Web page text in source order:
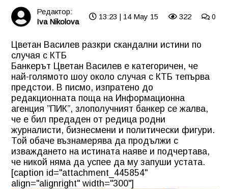
Редактор:
Iva Nikolova
13:23 | 14 May 15 322 0
Цветан Василев разкри скандални истини по
случая с КТБ
Банкерът Цветан Василев е категоричен, че
най-голямото шоу около случая с КТБ тепърва
предстои. В писмо, изпратено до
редакционната поща на Информационна
агенция ”ПИК”, злополучният банкер се жалва,
че е бил предаден от редица родни
журналисти, бизнесмени и политически фигури.
Той обаче възнамерява да продължи с
изваждането на истината наяве и подчертава,
че никой няма да успее да му запуши устата.
[caption id="attachment_445854"
align="alignright" width="300"]